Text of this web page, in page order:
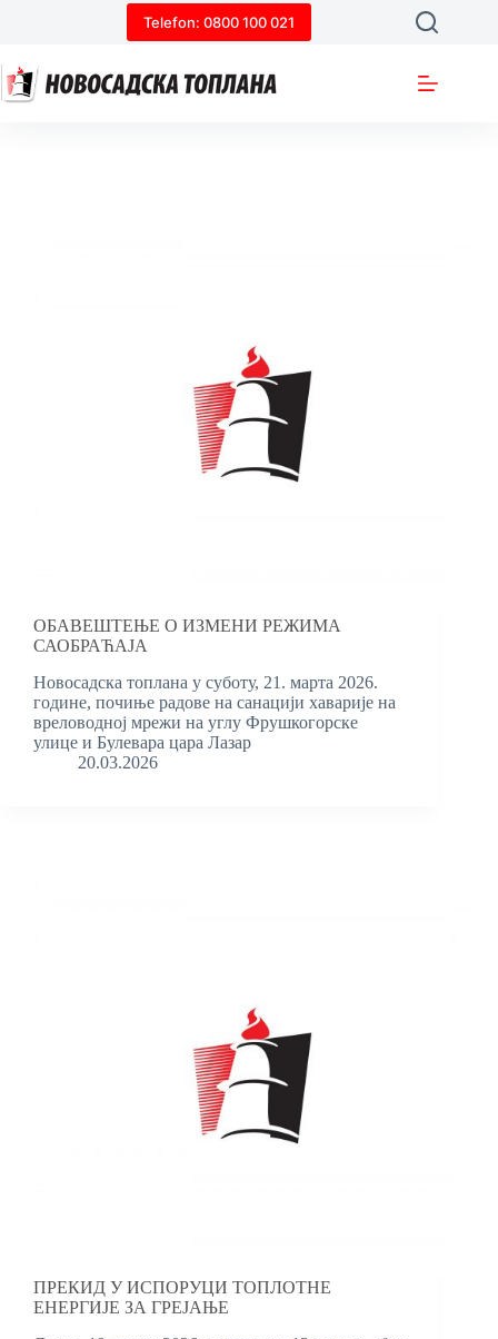
Telefon: 0800 100 021
ОБАВЕШТЕЊЕ О ИЗМЕНИ РЕЖИМА
САОБРАЋАЈА
Новосадска топлана у суботу, 21. марта 2026.
године, почиње радове на санацији хаварије на
вреловодној мрежи на углу Фрушкогорске
улице и Булевара цара Лазар
20.03.2026
ПРЕКИД У ИСПОРУЦИ ТОПЛОТНЕ
ЕНЕРГИЈЕ ЗА ГРЕЈАЊЕ